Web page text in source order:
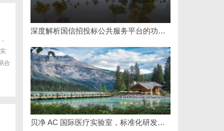
合
深度解析国信招投标公共服务平台的功能与优势
贝净 AC 国际医疗实验室，标准化研发体系全解析